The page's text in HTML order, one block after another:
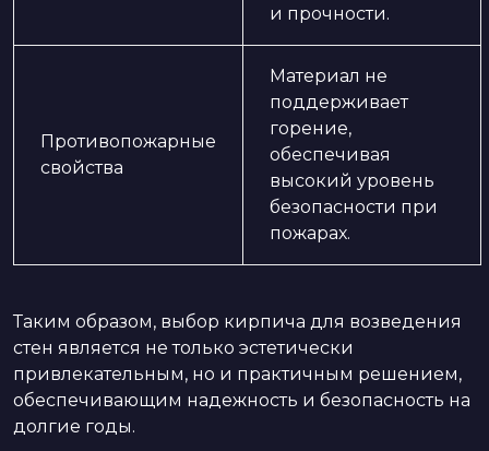
и прочности.
Противопожарные
свойства
Материал не
поддерживает
горение,
обеспечивая
высокий уровень
безопасности при
пожарах.
Таким образом, выбор кирпича для возведения
стен является не только эстетически
привлекательным, но и практичным решением,
обеспечивающим надежность и безопасность на
долгие годы.